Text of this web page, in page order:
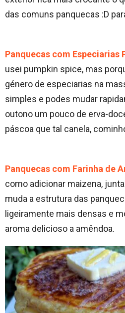
das comuns panquecas :D
Panquecas com Especiarias
usei pumpkin spice, mas
género de especiarias na
simples e podes mudar
outono um pouco de erva-
páscoa que tal canela,
Panquecas com Farinha de
como adicionar maizena,
muda a estrutura das
ligeiramente mais densas e
aroma delicioso a amêndoa.